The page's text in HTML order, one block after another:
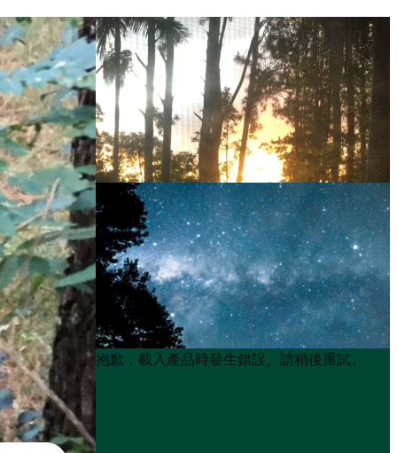
Product
List
Product
List
抱歉，載入產品時發生錯誤。請稍後重試。